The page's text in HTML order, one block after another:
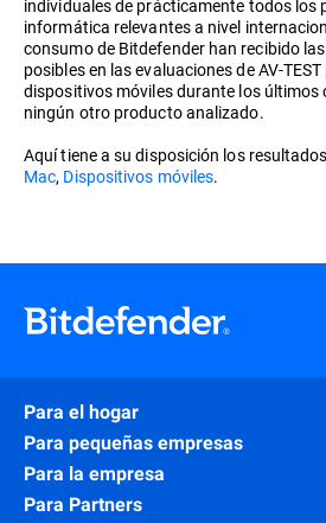
individuales de prácticamente todos los
informática relevantes a nivel
consumo de Bitdefender han recibido
posibles en las evaluaciones de AV-
dispositivos móviles durante los últimos
ningún otro producto analizado.
Aquí tiene a su disposición los
Mac, Dispositivos móviles.
Para el hogar
Para pequeñas empresas
Para la empresa
Para Partners